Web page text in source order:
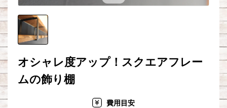
オシャレ度アップ！スクエアフレー
ムの飾り棚
費用目安